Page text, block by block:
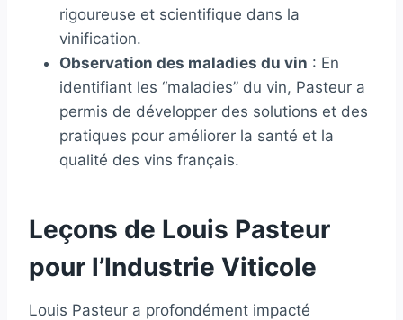
rigoureuse et scientifique dans la
vinification.
Observation des maladies du vin : En
identifiant les “maladies” du vin, Pasteur a
permis de développer des solutions et des
pratiques pour améliorer la santé et la
qualité des vins français.
Leçons de Louis Pasteur
pour l’Industrie Viticole
Louis Pasteur a profondément impacté